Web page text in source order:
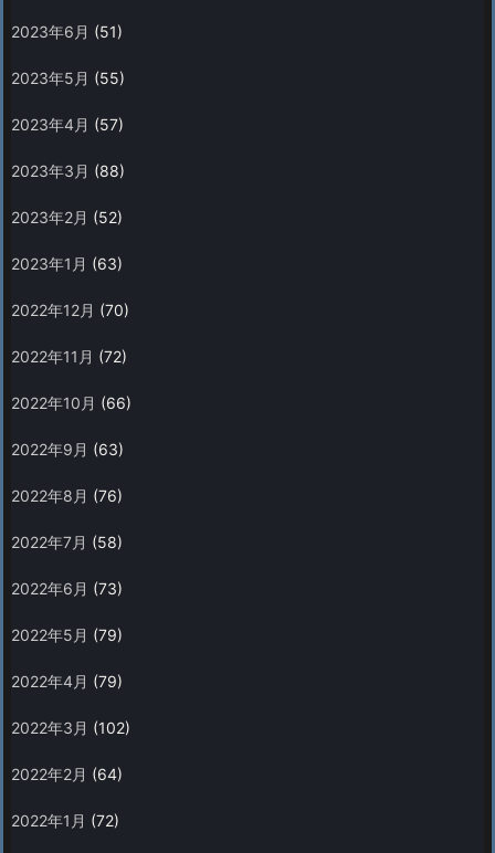
2023年6月 (51)
2023年5月 (55)
2023年4月 (57)
2023年3月 (88)
2023年2月 (52)
2023年1月 (63)
2022年12月 (70)
2022年11月 (72)
2022年10月 (66)
2022年9月 (63)
2022年8月 (76)
2022年7月 (58)
2022年6月 (73)
2022年5月 (79)
2022年4月 (79)
2022年3月 (102)
2022年2月 (64)
2022年1月 (72)